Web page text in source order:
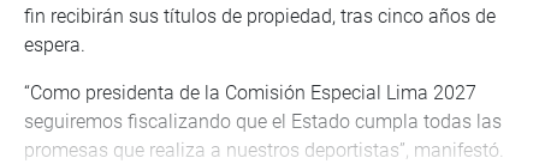
fin recibirán sus títulos de propiedad, tras cinco años de
espera.
“Como presidenta de la Comisión Especial Lima 2027
seguiremos fiscalizando que el Estado cumpla todas las
promesas que realiza a nuestros deportistas”, manifestó.